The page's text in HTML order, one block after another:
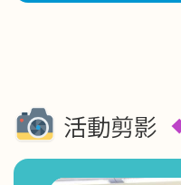
活動剪影